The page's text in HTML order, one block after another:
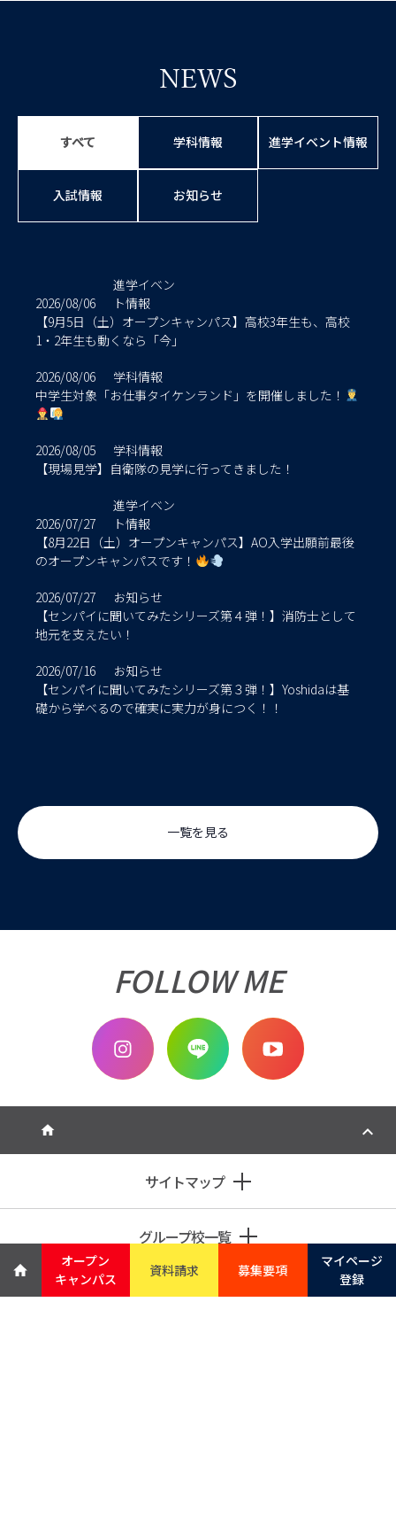
NEWS
すべて 学科情報 進学イベント情報
入試情報 お知らせ
2026/08/06
進学イベン
ト情報
【9月5日（土）オープンキャンパス】高校3年生も、高校
1・2年生も動くなら「今」
2026/08/06
学科情報
中学生対象「お仕事タイケンランド」を開催しました！
2026/08/05
学科情報
【現場見学】自衛隊の見学に行ってきました！
2026/07/27
進学イベン
ト情報
【8月22日（土）オープンキャンパス】AO入学出願前最後
のオープンキャンパスです！
2026/07/27
お知らせ
【センパイに聞いてみたシリーズ第４弾！】消防士として
地元を支えたい！
2026/07/16
お知らせ
【センパイに聞いてみたシリーズ第３弾！】Yoshidaは基
礎から学べるので確実に実力が身につく！！
一覧を見る
FOLLOW ME
サイトマップ
グループ校一覧
オープン
キャンパス
資料請求 募集要項
マイページ
登録